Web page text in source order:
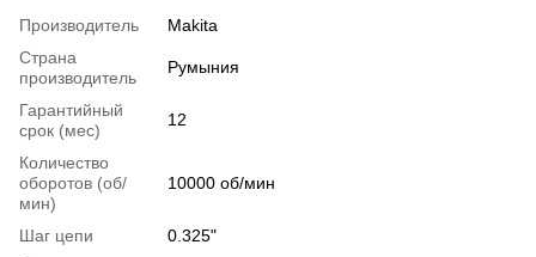
Производитель
Makita
Страна
производитель
Румыния
Гарантийный
срок (мес)
12
Количество
оборотов (об/
мин)
10000 об/мин
Шаг цепи
0.325"